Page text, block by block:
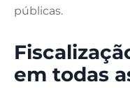
públicas.
em todas